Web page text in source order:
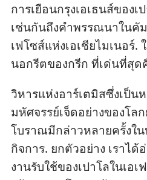
การ​เยือน​กรุง​เอเธนส์​ของ​
เช่น​กัน​ถึง​คำ​พรรณนา​ใน​คัม
เฟโซส์​แห่ง​เอเชีย​ไมเนอร์
นอก​รีต​ของ​กรีก ที่​เด่น​ที่​สุด​
วิหาร​แห่ง​อาร์เตมิส​ซึ่ง​เป็น​
มหัศจรรย์​เจ็ด​อย่าง​ของ​โล
โบราณ​มี​กล่าว​หลาย​ครั้ง​ใ
กิจการ. ยก​ตัว​อย่าง เรา​ได้​
งาน​รับใช้​ของ​เปาโล​ใน​เอเ